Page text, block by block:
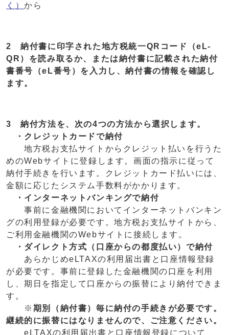
く）から
2 納付書に印字された地方税統一QRコード（eL-
QR）を読み取るか、または納付書に記載された納付
書番号（eL番号）を入力し、納付書の情報を確認し
ます。
3 納付方法を、次の4つの方法から選択します。
・クレジットカードで納付
地方税お支払サイトからクレジット払いを行うた
めのWebサイトに登録します。画面の指示に従って
納付手続きを行います。クレジットカード払いには、
金額に応じたシステム手数料がかかります。
・インターネットバンキングで納付
事前に金融機関においてインターネットバンキン
グの利用登録が必要です。地方税お支払サイトから、
ご利用金融機関のWebサイトに接続します。
・ダイレクト方式（口座からの都度払い）で納付
あらかじめeLTAXの利用届出書と口座情報登録
が必要です。事前に登録した金融機関の口座を利用
し、期日を指定して口座からの振替により納付できま
す。
※ 期別（納付書）毎に納付の手続きが必要です。
継続的に振替にはなりませんので、ご注意ください。
eLTAXの利用届出書と口座情報登録について